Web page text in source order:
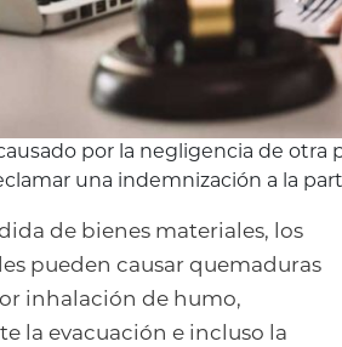
por la negligencia de otra
una indemnización a la
de bienes materiales, los
pueden causar quemaduras
inhalación de humo,
la evacuación e incluso la